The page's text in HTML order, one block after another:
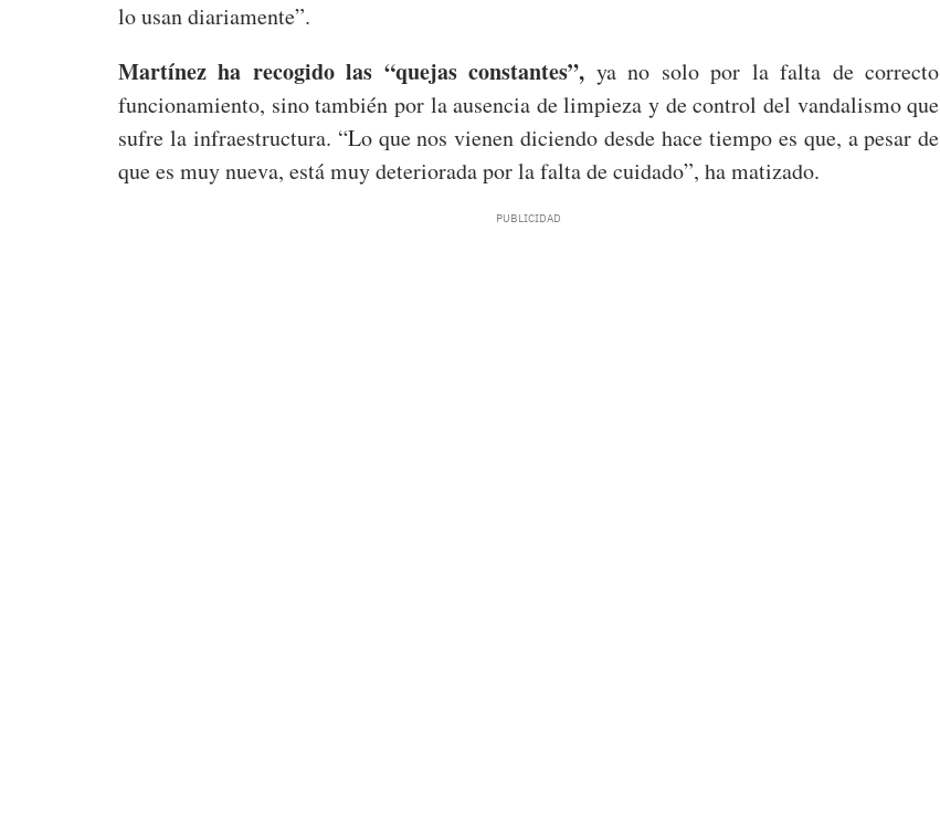
lo usan diariamente”.
Martínez ha recogido las “quejas constantes”, ya no solo por la falta de correcto
funcionamiento, sino también por la ausencia de limpieza y de control del vandalismo que
sufre la infraestructura. “Lo que nos vienen diciendo desde hace tiempo es que, a pesar de
que es muy nueva, está muy deteriorada por la falta de cuidado”, ha matizado.